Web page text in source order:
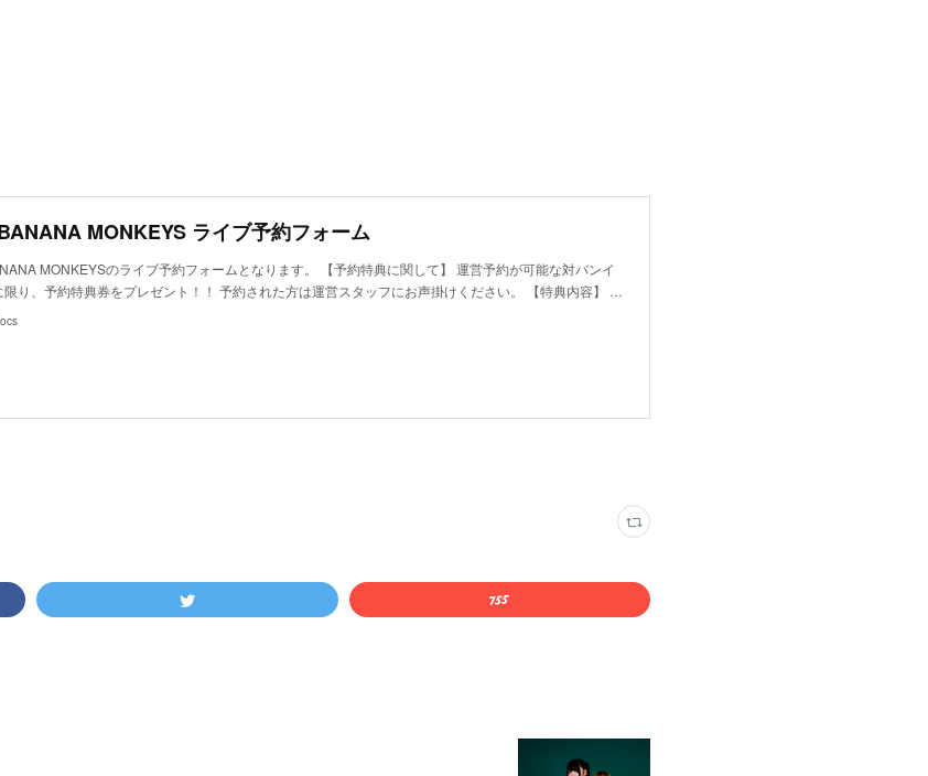
MONKEYS ライブ予約フォーム
MONKEYSのライブ予約フォームとなります。 【予約特典に関して】 運営予約が可能な対バンイ
限り、予約特典券をプレゼント！！ 予約された方は運営スタッフにお声掛けください。 【特典内容】 …